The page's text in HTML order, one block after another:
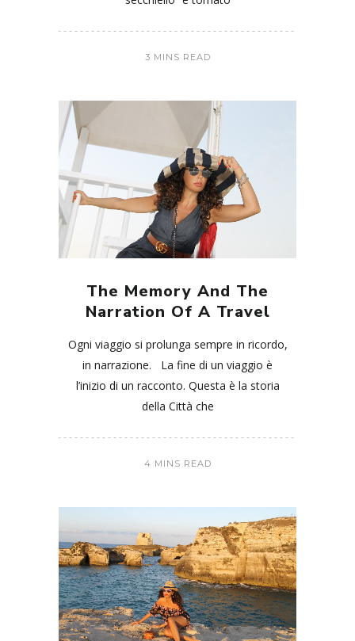
3 MINS READ
The Memory And The
Narration Of A Travel
Ogni viaggio si prolunga sempre in ricordo,
in narrazione. La fine di un viaggio è
l’inizio di un racconto. Questa è la storia
della Città che
4 MINS READ